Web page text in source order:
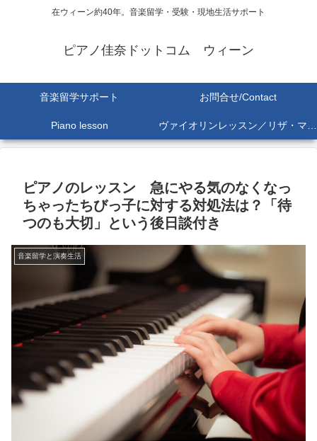
在ウィーン約40年。音楽留学・受験・現地生活サポート
ピアノ佳奈ドットコム ウィーン
音楽留学サポート お問合せ/Contact
Piano lesson ヴァイオリンレッスン／リザ・マリア Lisa-Maria SEKINE
ピアノのレッスン 急にやる気のなくなっ
ちゃったちびっ子に対する対処法は？「待
つのも大切」という後日談付き
音楽留学と演奏生活